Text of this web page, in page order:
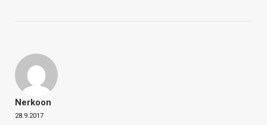
Nerkoon
28.9.2017